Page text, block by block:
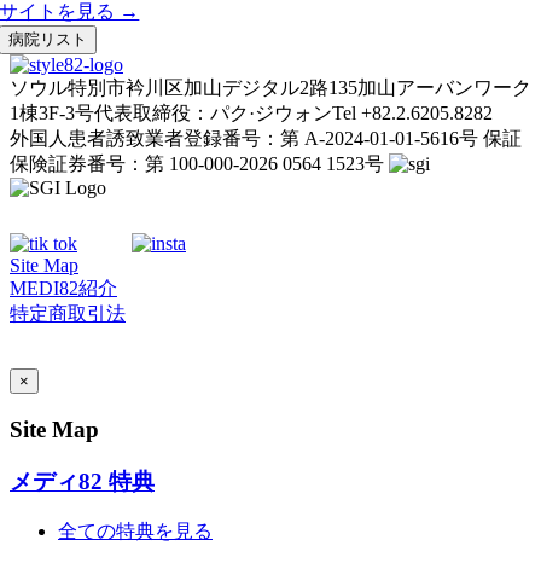
サイトを見る →
病院リスト
ソウル特別市衿川区加山デジタル2路135加山アーバンワーク
1棟3F-3号代表取締役：パク·ジウォンTel +82.2.6205.8282
外国人患者誘致業者登録番号：第 A-2024-01-01-5616号 保証
保険証券番号：第 100-000-2026 0564 1523号
Site Map
MEDI82紹介
特定商取引法
×
Site Map
メディ82 特典
全ての特典を見る